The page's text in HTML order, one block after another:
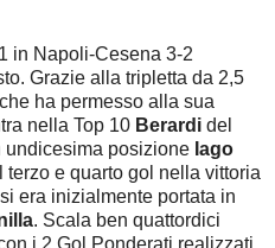
in Napoli-Cesena 3-2
Grazie alla tripletta da 2,5
ha permesso alla sua
nella Top 10 Berardi del
posizione Iago
terzo e quarto gol nella vittoria
era inizialmente portata in
. Scala ben quattordici